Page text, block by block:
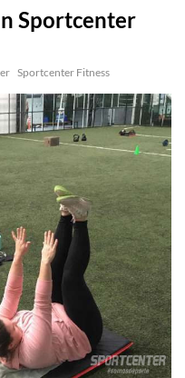
Sportcenter
Sportcenter Fitness